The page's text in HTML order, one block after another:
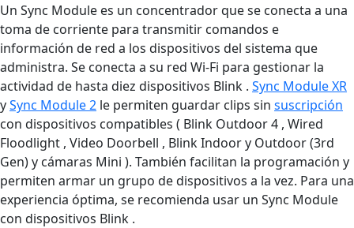
Un Sync Module es un concentrador que se conecta a una
toma de corriente para transmitir comandos e
información de red a los dispositivos del sistema que
administra. Se conecta a su red Wi-Fi para gestionar la
actividad de hasta diez dispositivos Blink . Sync Module XR
ySync Module 2 le permiten guardar clips sin suscripción
con dispositivos compatibles ( Blink Outdoor 4 , Wired
Floodlight , Video Doorbell , Blink Indoor y Outdoor (3rd
Gen) y cámaras Mini ). También facilitan la programación y
permiten armar un grupo de dispositivos a la vez. Para una
experiencia óptima, se recomienda usar un Sync Module
con dispositivos Blink .